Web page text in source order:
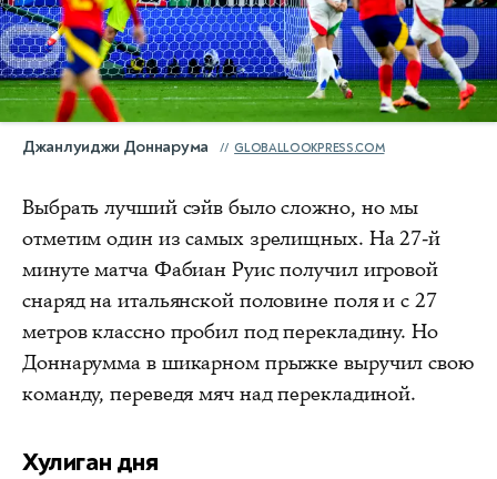
Джанлуиджи Доннарума GLOBALLOOKPRESS.COM
Выбрать лучший сэйв было сложно, но мы
отметим один из самых зрелищных. На 27-й
минуте матча Фабиан Руис получил игровой
снаряд на итальянской половине поля и с 27
метров классно пробил под перекладину. Но
Доннарумма в шикарном прыжке выручил свою
команду, переведя мяч над перекладиной.
Хулиган дня